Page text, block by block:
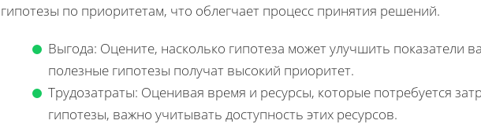
гипотезы по приоритетам, что облегчает процесс принятия решений.
Выгода: Оцените, насколько гипотеза может улучшить показатели
полезные гипотезы получат высокий приоритет.
Трудозатраты: Оценивая время и ресурсы, которые потребуется
гипотезы, важно учитывать доступность этих ресурсов.